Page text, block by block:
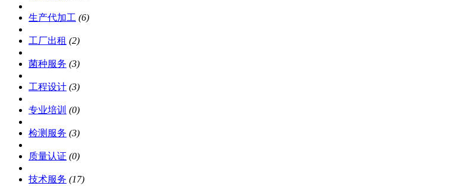
生产代加工 (6)
工厂出租 (2)
菌种服务 (3)
工程设计 (3)
专业培训 (0)
检测服务 (3)
质量认证 (0)
技术服务 (17)